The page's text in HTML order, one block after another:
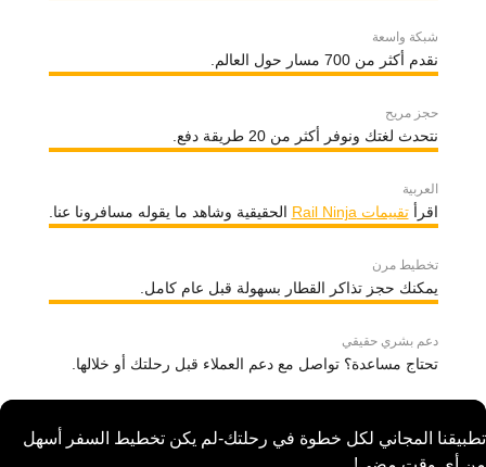
شبكة واسعة
نقدم أكثر من 700 مسار حول العالم.
حجز مريح
نتحدث لغتك ونوفر أكثر من 20 طريقة دفع.
العربية
اقرأتقييمات Rail Ninja الحقيقية وشاهد ما يقوله مسافرونا عنا.
تخطيط مرن
يمكنك حجز تذاكر القطار بسهولة قبل عام كامل.
دعم بشري حقيقي
تحتاج مساعدة؟ تواصل مع دعم العملاء قبل رحلتك أو خلالها.
تطبيقنا المجاني لكل خطوة في رحلتك-لم يكن تخطيط السفر أسهل